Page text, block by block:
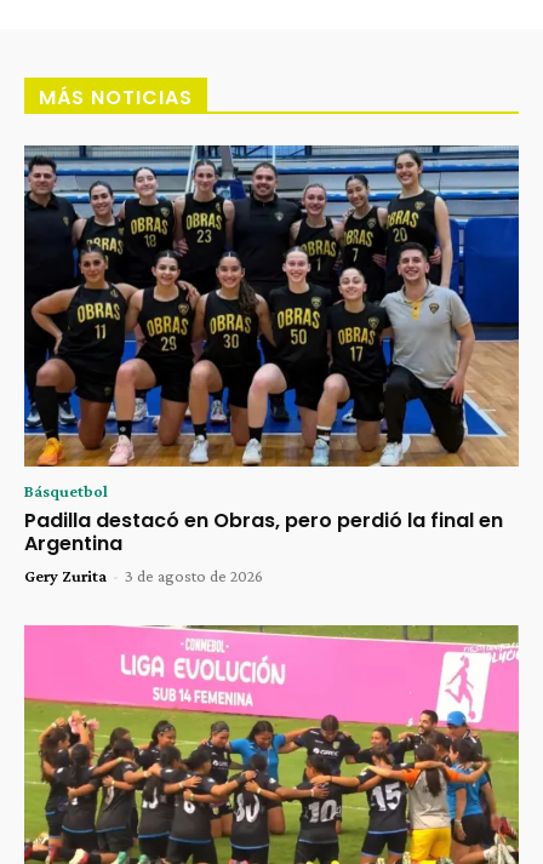
MÁS NOTICIAS
Básquetbol
Padilla destacó en Obras, pero perdió la final en
Argentina
Gery Zurita - 3 de agosto de 2026